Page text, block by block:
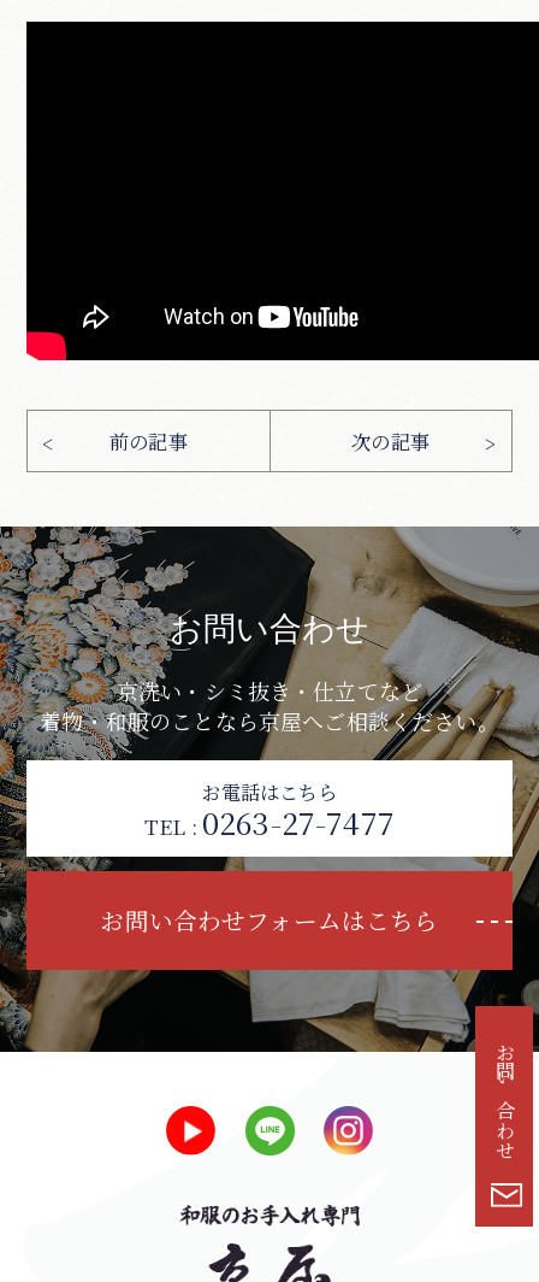
お問い合わせ
お問い合わせ
京洗い・シミ抜き・仕立てなど
着物・和服のことなら京屋へご相談ください。
お電話はこちら
TEL : 0263-27-7477
お問い合わせフォームはこちら